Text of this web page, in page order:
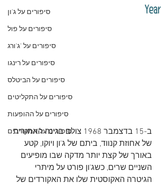
סיפורים על ג'ון
סיפורים על פול
סיפורים על 'ג'ורג
סיפורים על רינגו
סיפורים על הביטלס
סיפורים על התקליטים
סיפורים על ההופעות
סיפורים על המקורבים
Year
ב-15 בדצמבר 1968 צולם בגינה האחורית
של אחוזת קנווד, ביתם של ג'ון ויוקו, קטע
באורך של קצת יותר מדקה שבו מופיעים
השניים שרים, כשג'ון פורט על מיתרי
הגיטרה האקוסטית שלו את האקורדים של